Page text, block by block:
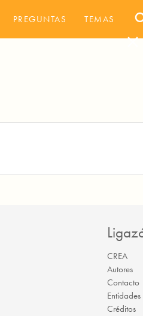
PREGUNTAS TEMAS
close
CREA
Autores
Contacto
Créditos